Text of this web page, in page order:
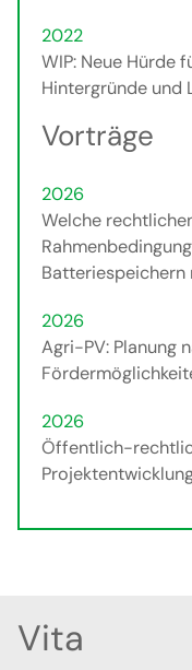
2022
WIP: Neue Hürde
Hintergründe und
Vorträge
2026
Welche
Batteriespeichern
2026
Agri-PV: Planung
2026
Öffentlich-
Vita